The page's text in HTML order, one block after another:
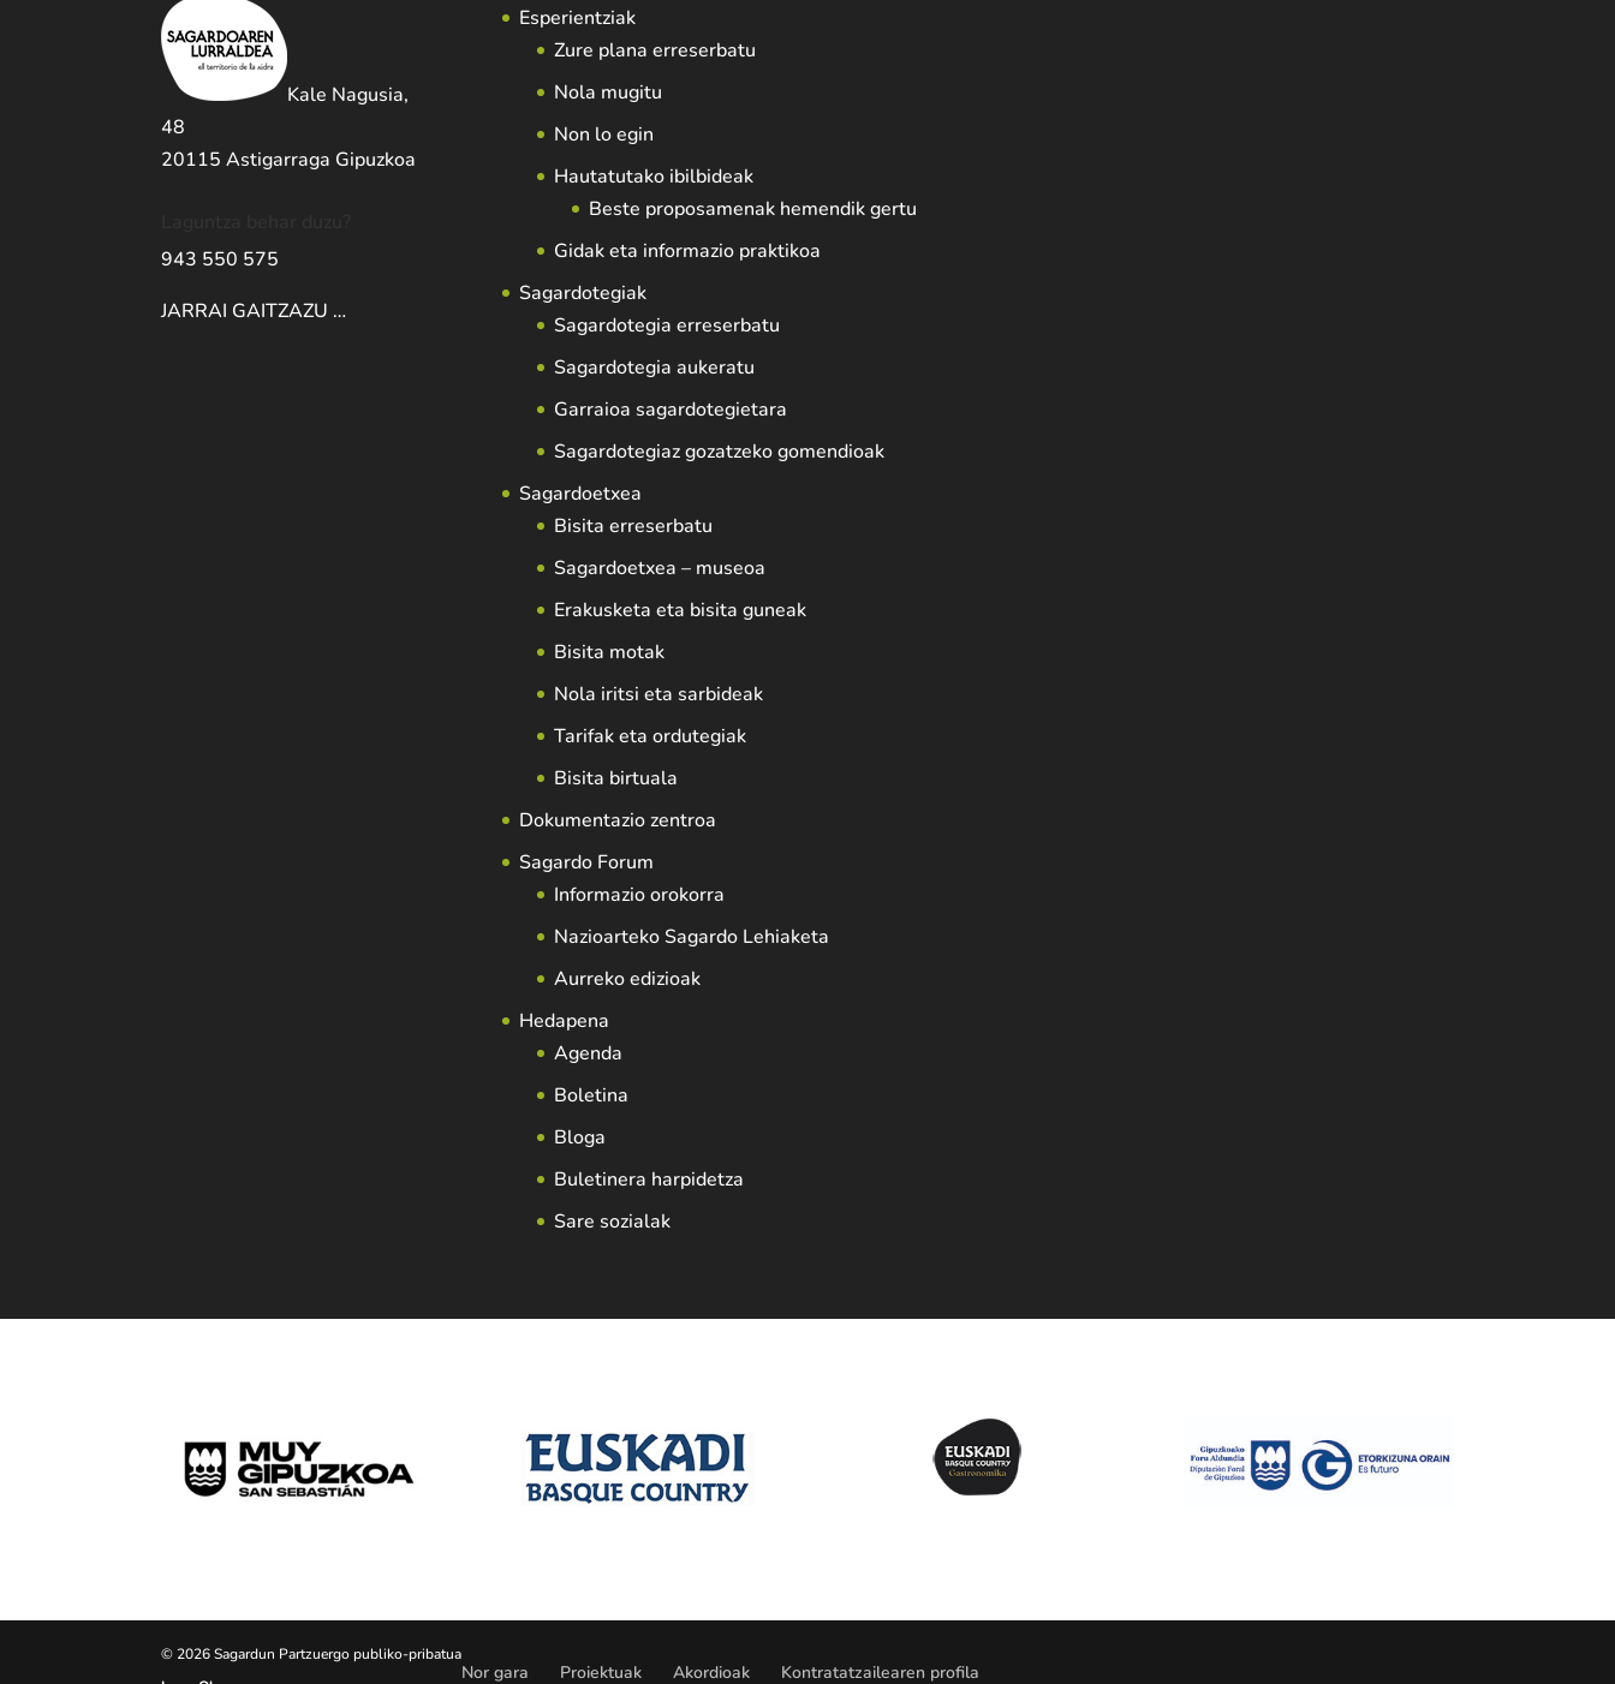
Kale Nagusia,
48
20115 Astigarraga Gipuzkoa
943 550 575
JARRAI GAITZAZU …
Esperientziak
Zure plana erreserbatu
Nola mugitu
Non lo egin
Hautatutako ibilbideak
Beste proposamenak hemendik gertu
Gidak eta informazio praktikoa
Sagardotegiak
Sagardotegia erreserbatu
Sagardotegia aukeratu
Garraioa sagardotegietara
Sagardotegiaz gozatzeko gomendioak
Sagardoetxea
Bisita erreserbatu
Sagardoetxea – museoa
Erakusketa eta bisita guneak
Bisita motak
Nola iritsi eta sarbideak
Tarifak eta ordutegiak
Bisita birtuala
Dokumentazio zentroa
Sagardo Forum
Informazio orokorra
Nazioarteko Sagardo Lehiaketa
Aurreko edizioak
Hedapena
Agenda
Boletina
Bloga
Buletinera harpidetza
Sare sozialak
© 2026 Sagardun Partzuergo publiko-pribatua
Nor gara Proiektuak Akordioak Kontratatzailearen profila